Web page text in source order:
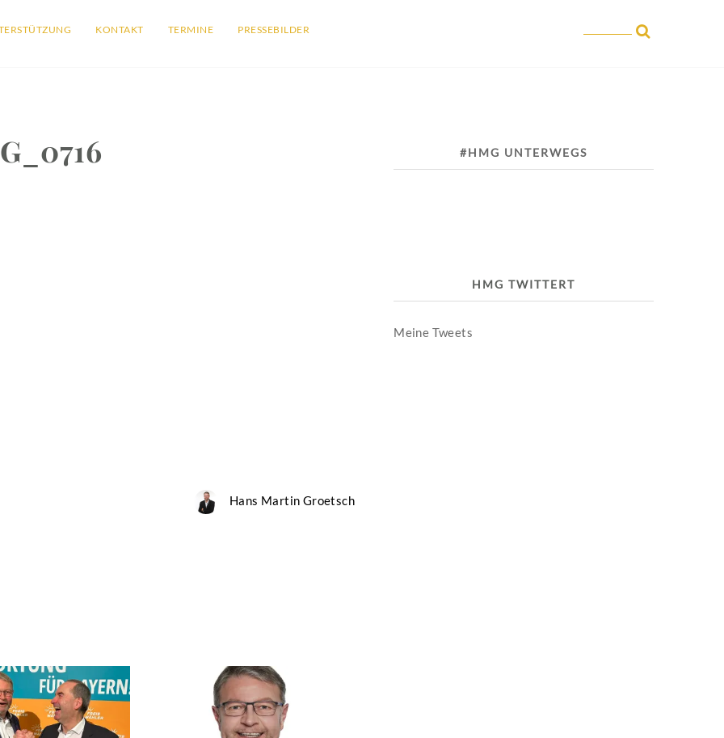
KONTAKT TERMINE PRESSEBILDER
Hans Martin Groetsch
#HMG UNTERWEGS
HMG TWITTERT
Meine Tweets